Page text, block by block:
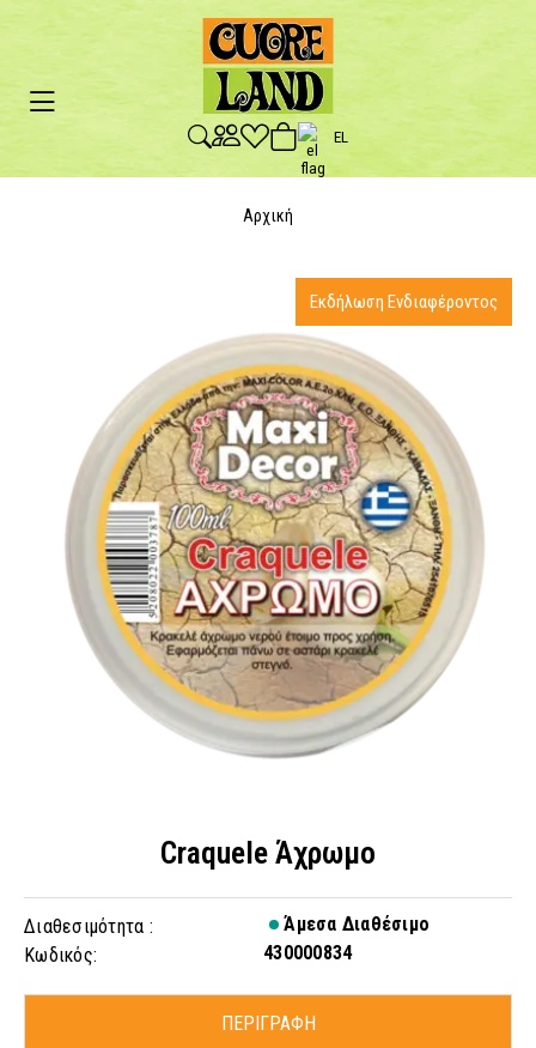
EL
Αρχική
Craquele Άχρωμο
Διαθεσιμότητα :
Άμεσα Διαθέσιμο
Κωδικός:
430000834
ΠΕΡΙΓΡΑΦΗ
Εκδήλωση Ενδιαφέροντος